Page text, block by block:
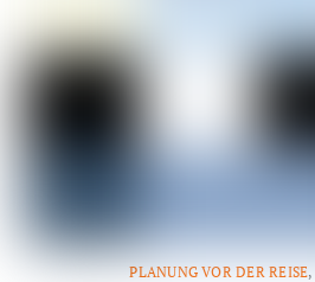
PLANUNG VOR DER REISE,